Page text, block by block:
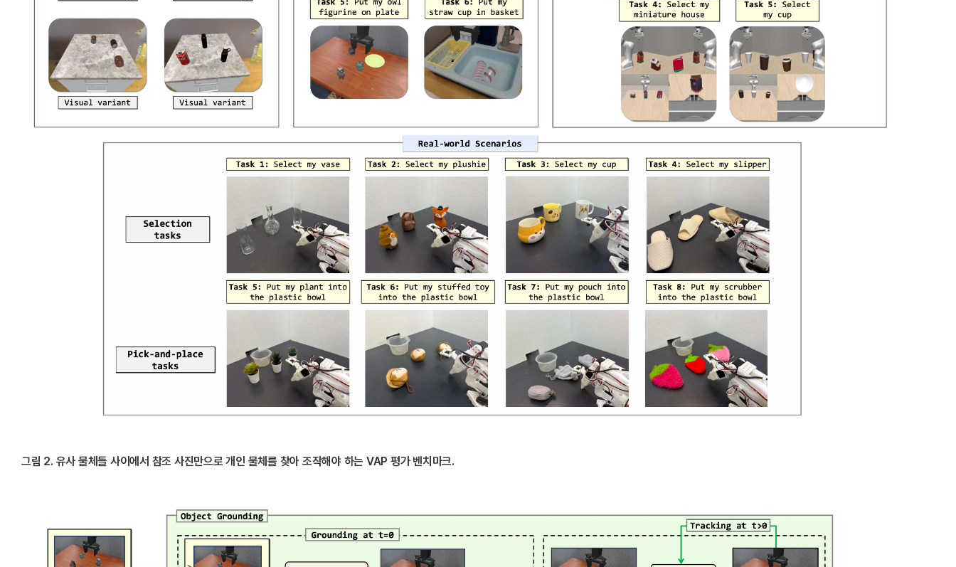
그림 2. 유사 물체들 사이에서 참조 사진만으로 개인 물체를 찾아 조작해야 하는 VAP 평가 벤치마크.